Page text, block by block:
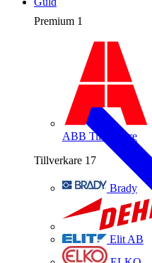
Premium 1
ABB Tillverkare
Tillverkare 17
Brady
Elit AB